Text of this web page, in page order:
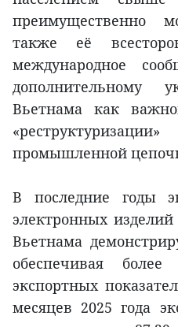
преимущественно
также её
международное
дополнительному
Вьетнама как
промышленной
В последние годы
электронных
Вьетнама
обеспечивая
экспортных
месяцев 2025 года